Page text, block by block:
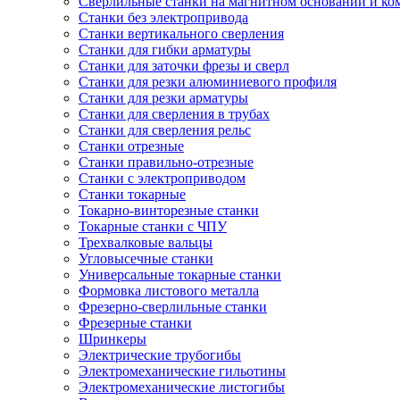
Станки без электропривода
Станки вертикального сверления
Станки для гибки арматуры
Станки для заточки фрезы и сверл
Станки для резки алюминиевого профиля
Станки для резки арматуры
Станки для сверления в трубах
Станки для сверления рельс
Станки отрезные
Станки правильно-отрезные
Станки с электроприводом
Станки токарные
Токарно-винторезные станки
Токарные станки с ЧПУ
Трехвалковые вальцы
Угловысечные станки
Универсальные токарные станки
Формовка листового металла
Фрезерно-сверлильные станки
Фрезерные станки
Шринкеры
Электрические трубогибы
Электромеханические гильотины
Электромеханические листогибы